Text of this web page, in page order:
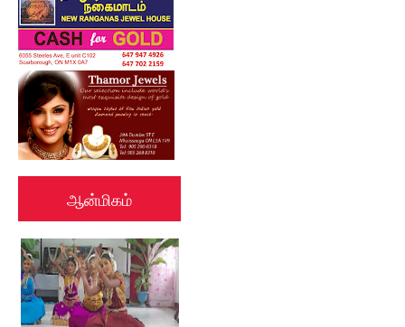
ஆன்மிகம்